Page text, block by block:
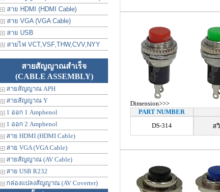
สาย HDMI (HDMI Cable)
สาย VGA (VGA Cable)
สาย USB
สายไฟ VCT,VSF,THW,CVV,NYY
สายสัญญาณสำเร็จ
(CABLE ASSEMBLY)
สายสัญญาณ APH
สายสัญญาณ Y
1 ออก 1 Amphenol
1 ออก 2 Amphenol
สาย HDMI (HDMI Cable)
สาย VGA (VGA Cable)
สายสัญญาณ (AV Cable)
สาย USB R232
กล่องแปลงสัญญาณ (AV Coverter)
Dimension>>>
PART NUMBER
DS-314
ส